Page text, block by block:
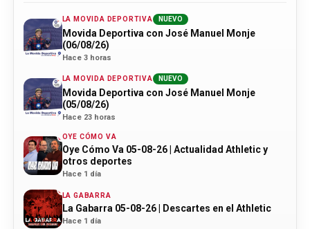
LA MOVIDA DEPORTIVA NUEVO
Movida Deportiva con José Manuel Monje
(06/08/26)
Hace 3 horas
LA MOVIDA DEPORTIVA NUEVO
Movida Deportiva con José Manuel Monje
(05/08/26)
Hace 23 horas
OYE CÓMO VA
Oye Cómo Va 05-08-26 | Actualidad Athletic y
otros deportes
Hace 1 día
LA GABARRA
La Gabarra 05-08-26 | Descartes en el Athletic
Hace 1 día